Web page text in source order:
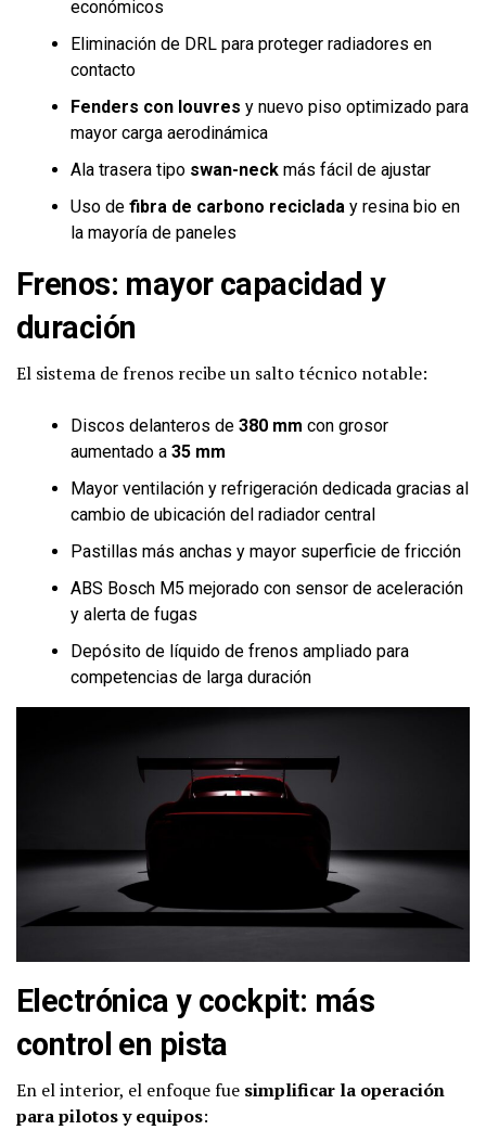
económicos
Eliminación de DRL para proteger radiadores en
contacto
Fenders con louvres y nuevo piso optimizado para
mayor carga aerodinámica
Ala trasera tipo swan-neck más fácil de ajustar
Uso de fibra de carbono reciclada y resina bio en
la mayoría de paneles
Frenos: mayor capacidad y
duración
El sistema de frenos recibe un salto técnico notable:
Discos delanteros de 380 mm con grosor
aumentado a 35 mm
Mayor ventilación y refrigeración dedicada gracias al
cambio de ubicación del radiador central
Pastillas más anchas y mayor superficie de fricción
ABS Bosch M5 mejorado con sensor de aceleración
y alerta de fugas
Depósito de líquido de frenos ampliado para
competencias de larga duración
Electrónica y cockpit: más
control en pista
En el interior, el enfoque fue simplificar la operación
para pilotos y equipos: